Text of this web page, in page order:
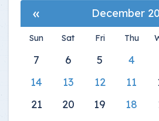
December
»
Thu
Fri
Sat
Sun
4
5
6
7
11
12
13
14
18
19
20
21